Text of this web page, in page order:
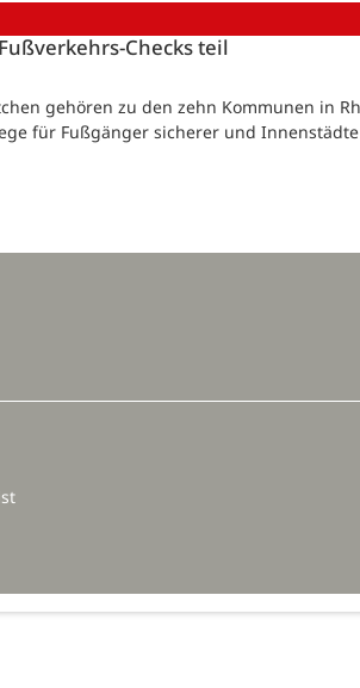
Checks teil
gehören zu den zehn Kommunen in
für Fußgänger sicherer und Innenstädte